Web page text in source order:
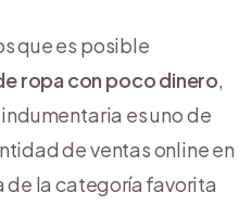
que es posible
ropa con poco dinero,
es uno de
de ventas online en
de la categoría favorita